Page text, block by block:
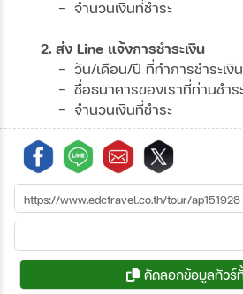
- จำนวนเงินที่ชำระ
2. ส่ง Line แจ้งการชำระเงิน
- วัน/เดือน/ปี ที่ทำการชำระเงิน
- ชื่อธนาคารของเราที่ท่านชำระ
- จำนวนเงินที่ชำระ
คัดลอกข้อมูลทัวร์